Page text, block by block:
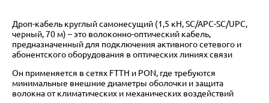
Дроп-кабель круглый самонесущий (1,5 кН, SC/APC-SC/UPC,
черный, 70 м) – это волоконно-оптический кабель,
предназначенный для подключения активного сетевого и
абонентского оборудования в оптических линиях связи
Он применяется в сетях FTTH и PON, где требуются
минимальные внешние диаметры оболочки и защита
волокна от климатических и механических воздействий